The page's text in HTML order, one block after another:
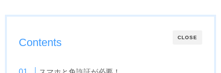
CLOSE
Contents